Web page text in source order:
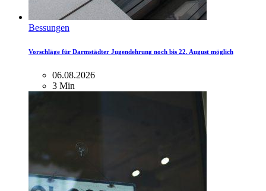
Bessungen
Vorschläge für Darmstädter Jugendehrung noch bis 22. August möglich
06.08.2026
3 Min